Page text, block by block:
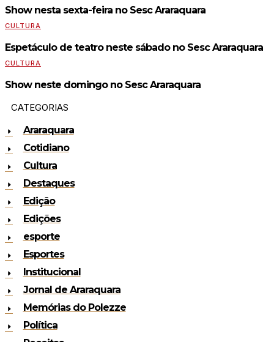
Show nesta sexta-feira no Sesc Araraquara
CULTURA
Espetáculo de teatro neste sábado no Sesc Araraquara
CULTURA
Show neste domingo no Sesc Araraquara
CATEGORIAS
Araraquara
Cotidiano
Cultura
Destaques
Edição
Edições
esporte
Esportes
Institucional
Jornal de Araraquara
Memórias do Polezze
Política